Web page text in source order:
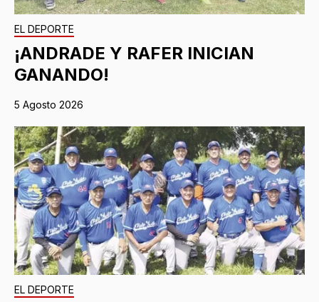
EL DEPORTE
¡ANDRADE Y RAFER INICIAN
GANANDO!
5 Agosto 2026
EL DEPORTE